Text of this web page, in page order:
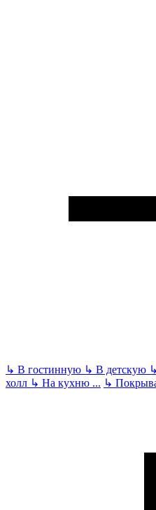
↳ В гостинную ↳ В детскую ↳
холл ↳ На кухню ... ↳